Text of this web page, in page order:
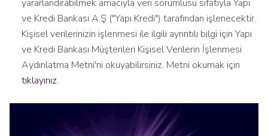
yararlandırabilmek amacıyla veri sorumlusu sıfatıyla Yapı
ve Kredi Bankası A.Ş ("Yapı Kredi") tarafından işlenecektir.
Kişisel verilerinizin işlenmesi ile ilgili ayrıntılı bilgi için Yapı
ve Kredi Bankası Müşterileri Kişisel Verilerin İşlenmesi
Aydınlatma Metni'ni okuyabilirsiniz. Metni okumak için
tıklayınız.